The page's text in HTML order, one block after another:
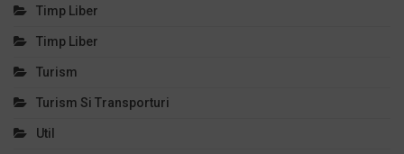
Timp Liber
Timp Liber
Turism
Turism Si Transporturi
Util